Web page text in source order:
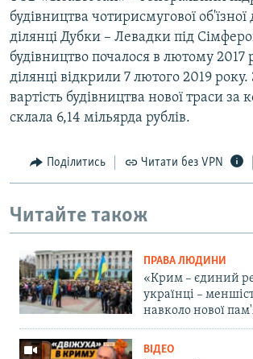
будівництва чотирисмугової
ділянці Дубки – Левадки під
будівництво почалося в лютому 2017
ділянці відкрили 7 лютого 2019 року.
вартість будівництва нової траси за
склала 6,14 мільярда рублів.
Поділитись Читати без VPN
Читайте також
ПРАВА ЛЮДИНИ
«Крим – єдиний
українці –
навколо нової
ВІДЕО